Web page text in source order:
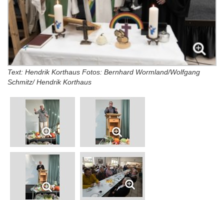
Text: Hendrik Korthaus Fotos: Bernhard Wormland/Wolfgang
Schmitz/ Hendrik Korthaus